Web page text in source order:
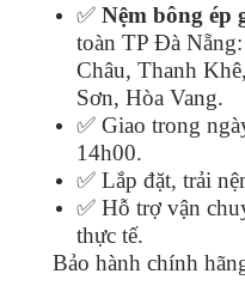
✅ Nệm bông ép
toàn TP Đà
Châu, Thanh
Sơn, Hòa Vang.
✅ Giao trong
14h00.
✅ Lắp đặt, trải
✅ Hỗ trợ vận
thực tế.
Bảo hành chính